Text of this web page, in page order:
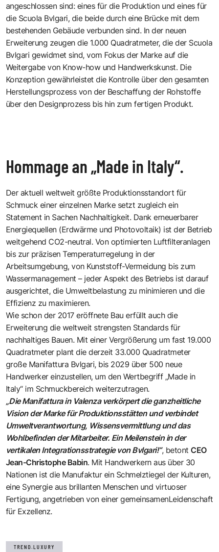
angeschlossen sind: eines für die Produktion und eines für
die Scuola Bvlgari, die beide durch eine Brücke mit dem
bestehenden Gebäude verbunden sind. In der neuen
Erweiterung zeugen die 1.000 Quadratmeter, die der Scuola
Bvlgari gewidmet sind, vom Fokus der Marke auf die
Weitergabe von Know-how und Handwerkskunst. Die
Konzeption gewährleistet die Kontrolle über den gesamten
Herstellungsprozess von der Beschaffung der Rohstoffe
über den Designprozess bis hin zum fertigen Produkt.
Hommage an „Made in Italy“.
Der aktuell weltweit größte Produktionsstandort für
Schmuck einer einzelnen Marke setzt zugleich ein
Statement in Sachen Nachhaltigkeit. Dank erneuerbarer
Energiequellen (Erdwärme und Photovoltaik) ist der Betrieb
weitgehend CO2-neutral. Von optimierten Luftfilteranlagen
bis zur präzisen Temperaturregelung in der
Arbeitsumgebung, von Kunststoff-Vermeidung bis zum
Wassermanagement – jeder Aspekt des Betriebs ist darauf
ausgerichtet, die Umweltbelastung zu minimieren und die
Effizienz zu maximieren.
Wie schon der 2017 eröffnete Bau erfüllt auch die
Erweiterung die weltweit strengsten Standards für
nachhaltiges Bauen. Mit einer Vergrößerung um fast 19.000
Quadratmeter plant die derzeit 33.000 Quadratmeter
große Manifattura Bvlgari, bis 2029 über 500 neue
Handwerker einzustellen, um den Wertbegriff „Made in
Italy“ im Schmuckbereich weiterzutragen.
„Die Manifattura in Valenza verkörpert die ganzheitliche
Vision der Marke für Produktionsstätten und verbindet
Umweltverantwortung, Wissensvermittlung und das
Wohlbefinden der Mitarbeiter. Ein Meilenstein in der
vertikalen Integrationsstrategie von Bvlgari!“, betontCEO
Jean-Christophe Babin. Mit Handwerkern aus über 30
Nationen ist die Manufaktur ein Schmelztiegel der Kulturen,
eine Synergie aus brillanten Menschen und virtuoser
Fertigung, angetrieben von einer gemeinsamenLeidenschaft
für Exzellenz.
TREND.LUXURY